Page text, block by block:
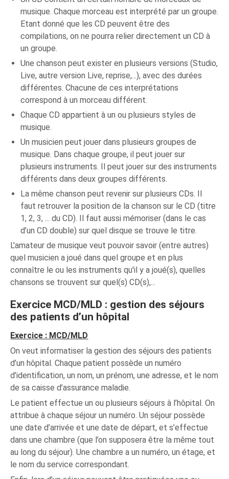
musique. Chaque morceau est interprété par un groupe.
Etant donné que les CD peuvent être des
compilations, on ne pourra relier directement un CD à
un groupe.
Une chanson peut exister en plusieurs versions (Studio,
Live, autre version Live, reprise,...), avec des durées
différentes. Chacune de ces interprétations
correspond à un morceau différent.
Chaque CD appartient à un ou plusieurs styles de
musique.
Un musicien peut jouer dans plusieurs groupes de
musique. Dans chaque groupe, il peut jouer sur
plusieurs instruments. Il peut jouer sur des instruments
différents dans deux groupes différents.
La même chanson peut revenir sur plusieurs CDs. Il
faut retrouver la position de la chanson sur le CD (titre
1, 2, 3, ... du CD). Il faut aussi mémoriser (dans le cas
d’un CD double) sur quel disque se trouve le titre.
L'amateur de musique veut pouvoir savoir (entre autres)
quel musicien a joué dans quel groupe et en plus
connaître le ou les instruments qu'il y a joué(s), quelles
chansons se trouvent sur quel(s) CD(s),...
Exercice MCD/MLD : gestion des séjours
des patients d’un hôpital
Exercice : MCD/MLD
On veut informatiser la gestion des séjours des patients
d’un hôpital. Chaque patient possède un numéro
d’identification, un nom, un prénom, une adresse, et le nom
de sa caisse d’assurance maladie.
Le patient effectue un ou plusieurs séjours à l’hôpital. On
attribue à chaque séjour un numéro. Un séjour possède
une date d’arrivée et une date de départ, et s’effectue
dans une chambre (que l’on supposera être la même tout
au long du séjour). Une chambre a un numéro, un étage, et
le nom du service correspondant.